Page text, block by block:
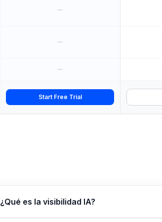
Start Free Trial
¿Qué es la visibilidad IA?